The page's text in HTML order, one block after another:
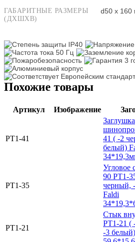
ГАБАРИТНЫЕ РАЗМЕРЫ
(ДХШХВ)
d50 x 160
Похожие товары
Артикул Изображение
PT1-41
41 ( -2
белый)
PT1-35
Угловое
90 PT1-
черный,
Faldi
PT1-21
Стык
PT1-21 (
-3